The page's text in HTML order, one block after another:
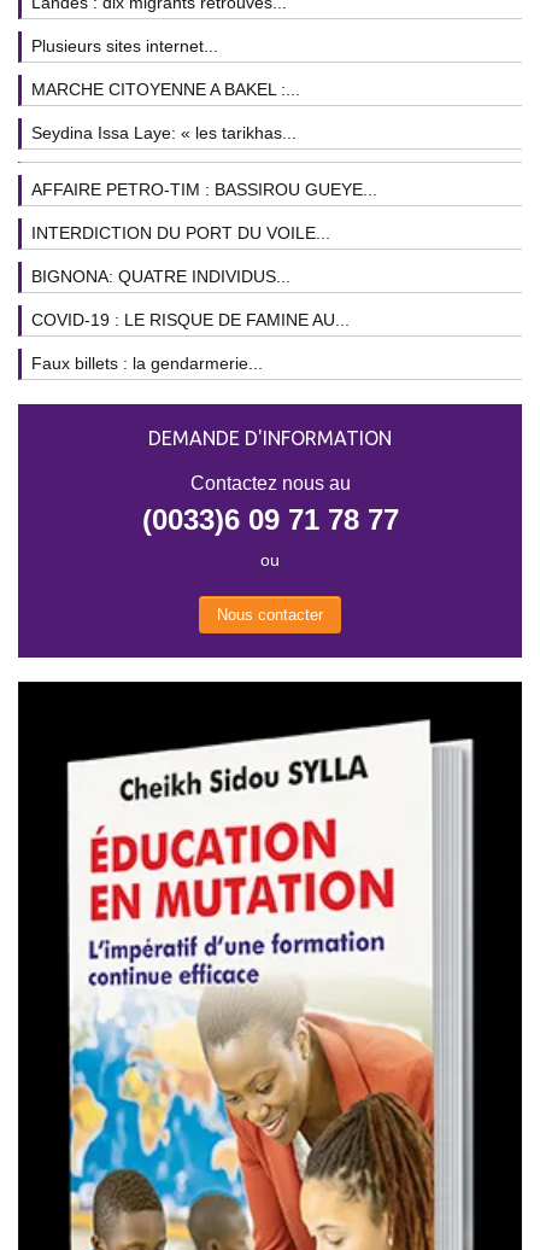
Plusieurs sites internet...
MARCHE CITOYENNE A BAKEL :...
Seydina Issa Laye: « les tarikhas...
AFFAIRE PETRO-TIM : BASSIROU GUEYE...
INTERDICTION DU PORT DU VOILE...
BIGNONA: QUATRE INDIVIDUS...
COVID-19 : LE RISQUE DE FAMINE AU...
Faux billets : la gendarmerie...
DEMANDE D'INFORMATION
Contactez nous au
(0033)6 09 71 78 77
ou
Nous contacter